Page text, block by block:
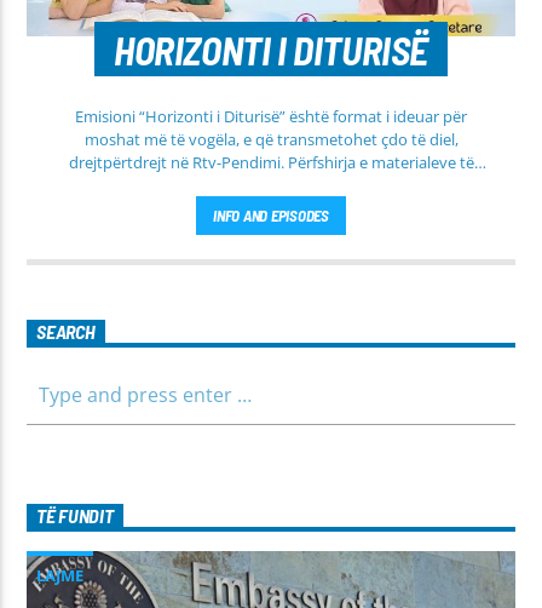
HORIZONTI I DITURISË
Emisioni “Horizonti i Diturisë” është format i ideuar për
moshat më të vogëla, e që transmetohet çdo të diel,
drejtpërtdrejt në Rtv-Pendimi. Përfshirja e materialeve të
rrugën e duhur të besimit Islam, janë pikësynimi kryesor i
të jemi më afër dëgjuesve të rinj, komunikojmë së bashku me
kanë, por edhe përfitimin e njohurive të reja. Çdo të diel, ora
10:00-12:00 Moderatore: Luljeta Beqiri Kontakti: Viber: +383
INFO AND EPISODES
SEARCH
TË FUNDIT
LAJME